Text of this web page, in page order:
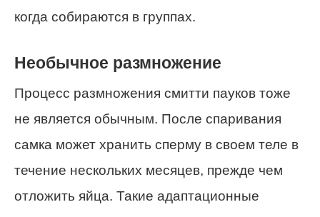
когда собираются в группах.
Необычное размножение
Процесс размножения смитти пауков тоже
не является обычным. После спаривания
самка может хранить сперму в своем теле в
течение нескольких месяцев, прежде чем
отложить яйца. Такие адаптационные